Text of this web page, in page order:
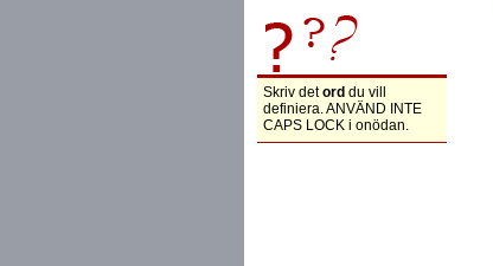
Skriv detord du vill
definiera. ANVÄND INTE
CAPS LOCK i onödan.